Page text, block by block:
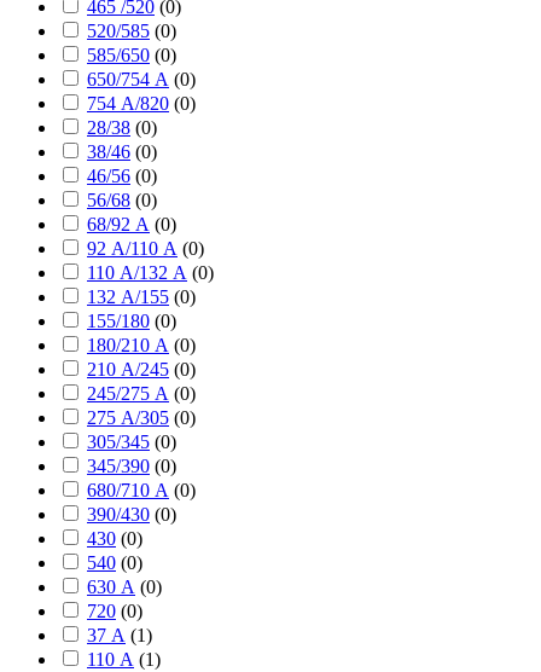
465 /520 (0)
520/585 (0)
585/650 (0)
650/754 А (0)
754 А/820 (0)
28/38 (0)
38/46 (0)
46/56 (0)
56/68 (0)
68/92 А (0)
92 А/110 А (0)
110 А/132 А (0)
132 А/155 (0)
155/180 (0)
180/210 А (0)
210 А/245 (0)
245/275 А (0)
275 А/305 (0)
305/345 (0)
345/390 (0)
680/710 А (0)
390/430 (0)
430 (0)
540 (0)
630 А (0)
720 (0)
37 А (1)
110 А (1)